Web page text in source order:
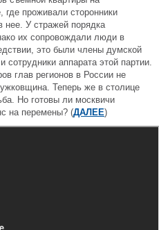
проживали сторонники
нее. У стражей порядка
их сопровождали люди в
это были члены думской
аппарата этой партии.
глав регионов в России не
Теперь же в столице
Но готовы ли москвичи
на перемены? (ДАЛЕЕ)